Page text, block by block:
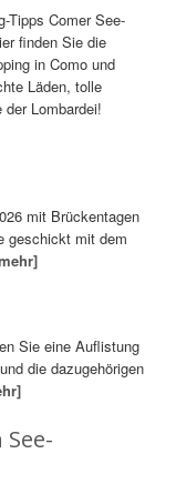
Tipps Comer See-
finden Sie die
in Como und
Läden, tolle
Lombardei!
mit Brückentagen
geschickt mit dem
Sie eine Auflistung
die dazugehörigen